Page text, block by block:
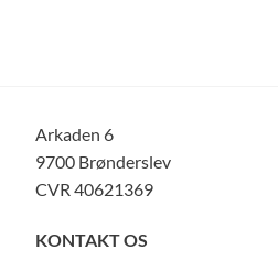
Arkaden 6
9700 Brønderslev
CVR 40621369
KONTAKT OS